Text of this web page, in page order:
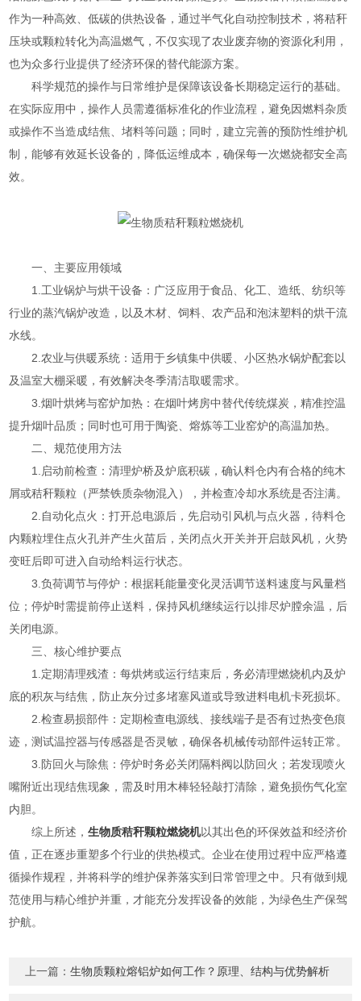
作为一种高效、低碳的供热设备，通过半气化自动控制技术，将秸秆
压块或颗粒转化为高温燃气，不仅实现了农业废弃物的资源化利用，
也为众多行业提供了经济环保的替代能源方案。
科学规范的操作与日常维护是保障该设备长期稳定运行的基础。
在实际应用中，操作人员需遵循标准化的作业流程，避免因燃料杂质
或操作不当造成结焦、堵料等问题；同时，建立完善的预防性维护机
制，能够有效延长设备的，降低运维成本，确保每一次燃烧都安全高
效。
一、主要应用领域
1.工业锅炉与烘干设备：广泛应用于食品、化工、造纸、纺织等
行业的蒸汽锅炉改造，以及木材、饲料、农产品和泡沫塑料的烘干流
水线。
2.农业与供暖系统：适用于乡镇集中供暖、小区热水锅炉配套以
及温室大棚采暖，有效解决冬季清洁取暖需求。
3.烟叶烘烤与窑炉加热：在烟叶烤房中替代传统煤炭，精准控温
提升烟叶品质；同时也可用于陶瓷、熔炼等工业窑炉的高温加热。
二、规范使用方法
1.启动前检查：清理炉桥及炉底积碳，确认料仓内有合格的纯木
屑或秸秆颗粒（严禁铁质杂物混入），并检查冷却水系统是否注满。
2.自动化点火：打开总电源后，先启动引风机与点火器，待料仓
内颗粒埋住点火孔并产生火苗后，关闭点火开关并开启鼓风机，火势
变旺后即可进入自动给料运行状态。
3.负荷调节与停炉：根据耗能量变化灵活调节送料速度与风量档
位；停炉时需提前停止送料，保持风机继续运行以排尽炉膛余温，后
关闭电源。
三、核心维护要点
1.定期清理残渣：每烘烤或运行结束后，务必清理燃烧机内及炉
底的积灰与结焦，防止灰分过多堵塞风道或导致进料电机卡死损坏。
2.检查易损部件：定期检查电源线、接线端子是否有过热变色痕
迹，测试温控器与传感器是否灵敏，确保各机械传动部件运转正常。
3.防回火与除焦：停炉时务必关闭隔料阀以防回火；若发现喷火
嘴附近出现结焦现象，需及时用木棒轻轻敲打清除，避免损伤气化室
内胆。
综上所述，生物质秸秆颗粒燃烧机以其出色的环保效益和经济价
值，正在逐步重塑多个行业的供热模式。企业在使用过程中应严格遵
循操作规程，并将科学的维护保养落实到日常管理之中。只有做到规
范使用与精心维护并重，才能充分发挥设备的效能，为绿色生产保驾
护航。
上一篇：生物质颗粒熔铝炉如何工作？原理、结构与优势解析